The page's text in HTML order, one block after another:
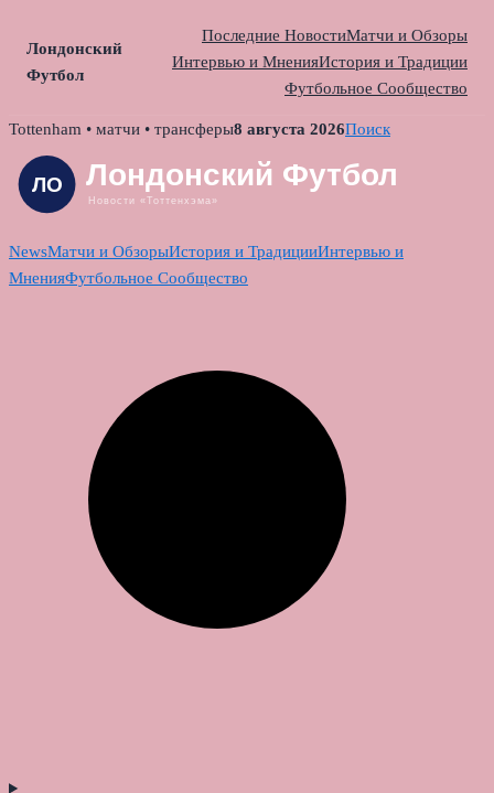
Лондонский
Футбол
Последние НовостиМатчи и Обзоры
Интервью и МненияИстория и Традиции
Футбольное Сообщество
Skip
content
Tottenham • матчи • трансферы8 августа 2026Поиск
NewsМатчи и ОбзорыИстория и ТрадицииИнтервью и
МненияФутбольное Сообщество